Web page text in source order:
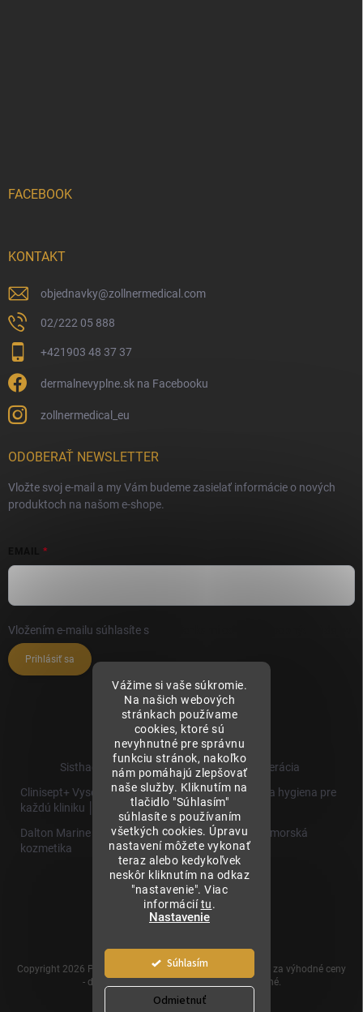
Vážime si vaše súkromie.
Na našich webových
stránkach používame
cookies, ktoré sú
nevyhnutné pre správnu
funkciu stránok, nakoľko
nám pomáhajú zlepšovať
naše služby. Kliknutím na
tlačidlo "Súhlasím"
súhlasíte s používaním
všetkých cookies. Úpravu
nastavení môžete vykonať
teraz alebo kedykoľvek
neskôr kliknutím na odkaz
"nastavenie". Viac
informáciítu.
Nastavenie
Odmietnuť
Súhlasím
FACEBOOK
KONTAKT
objednavky@zollnermedical.com
02/222 05 888
+421903 48 37 37
dermalnevyplne.sk na Facebooku
zollnermedical_eu
ODOBERAŤ NEWSLETTER
Vložte svoj e-mail a my Vám budeme zasielať informácie o nových
produktoch na našom e-shope.
Vložením e-mailu súhlasíte s
Prihlásiť sa
Sisthaema.sk - Skutočná Dermálna Regenerácia
Clinisept+ Vysoko účinné čistenie a antimikrobiálna hygiena pre
každú kliniku │
Dalton Marine Cosmetics - Kvalitná profesionálna morská
kozmetika
Sisthaema
Hevo T
│Skutočná
Biorevitalizácia
Vytvoril Shoptet
Copyright 2026 Prémiové produkty pre estetickú medicínu za výhodné ceny
- dermalnevyplne.sk. Všetky práva vyhradené.